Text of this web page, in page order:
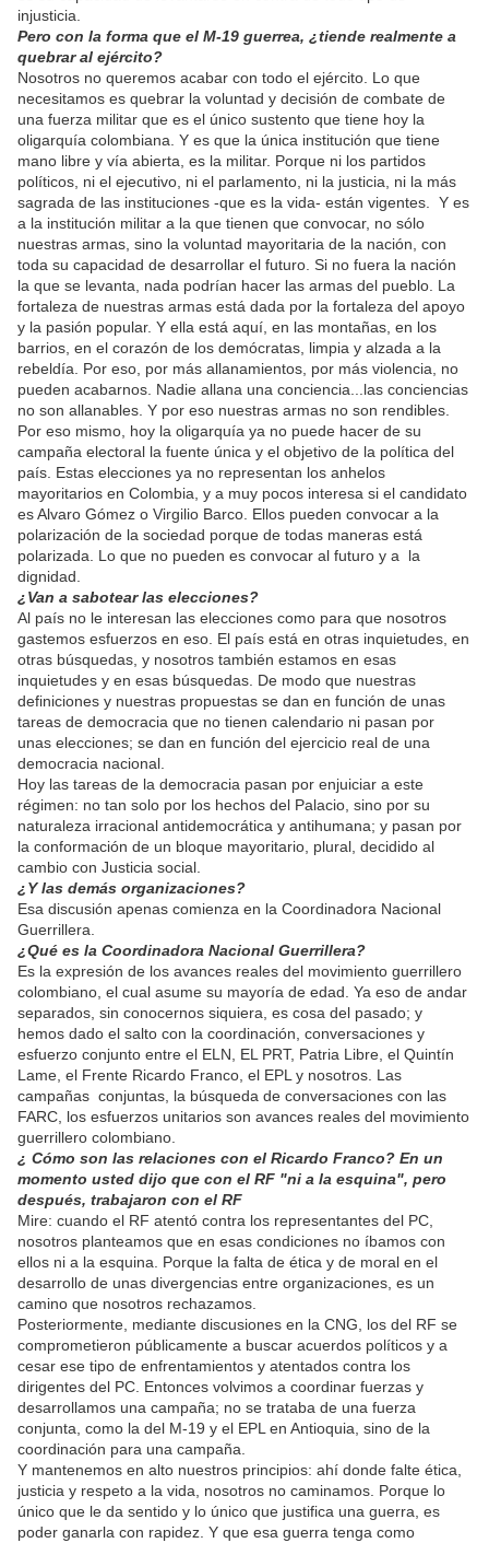
injusticia.
Pero con la forma que el M-19 guerrea, ¿tiende realmente a
quebrar al ejército?
Nosotros no queremos acabar con todo el ejército. Lo que
necesitamos es quebrar la voluntad y decisión de combate de
una fuerza militar que es el único sustento que tiene hoy la
oligarquía colombiana. Y es que la única institución que tiene
mano libre y vía abierta, es la militar. Porque ni los partidos
políticos, ni el ejecutivo, ni el parlamento, ni la justicia, ni la más
sagrada de las instituciones -que es la vida- están vigentes. Y es
a la institución militar a la que tienen que convocar, no sólo
nuestras armas, sino la voluntad mayoritaria de la nación, con
toda su capacidad de desarrollar el futuro. Si no fuera la nación
la que se levanta, nada podrían hacer las armas del pueblo. La
fortaleza de nuestras armas está dada por la fortaleza del apoyo
y la pasión popular. Y ella está aquí, en las montañas, en los
barrios, en el corazón de los demócratas, limpia y alzada a la
rebeldía. Por eso, por más allanamientos, por más violencia, no
pueden acabarnos. Nadie allana una conciencia...las conciencias
no son allanables. Y por eso nuestras armas no son rendibles.
Por eso mismo, hoy la oligarquía ya no puede hacer de su
campaña electoral la fuente única y el objetivo de la política del
país. Estas elecciones ya no representan los anhelos
mayoritarios en Colombia, y a muy pocos interesa si el candidato
es Alvaro Gómez o Virgilio Barco. Ellos pueden convocar a la
polarización de la sociedad porque de todas maneras está
polarizada. Lo que no pueden es convocar al futuro y a la
dignidad.
¿Van a sabotear las elecciones?
Al país no le interesan las elecciones como para que nosotros
gastemos esfuerzos en eso. El país está en otras inquietudes, en
otras búsquedas, y nosotros también estamos en esas
inquietudes y en esas búsquedas. De modo que nuestras
definiciones y nuestras propuestas se dan en función de unas
tareas de democracia que no tienen calendario ni pasan por
unas elecciones; se dan en función del ejercicio real de una
democracia nacional.
Hoy las tareas de la democracia pasan por enjuiciar a este
régimen: no tan solo por los hechos del Palacio, sino por su
naturaleza irracional antidemocrática y antihumana; y pasan por
la conformación de un bloque mayoritario, plural, decidido al
cambio con Justicia social.
¿Y las demás organizaciones?
Esa discusión apenas comienza en la Coordinadora Nacional
Guerrillera.
¿Qué es la Coordinadora Nacional Guerrillera?
Es la expresión de los avances reales del movimiento guerrillero
colombiano, el cual asume su mayoría de edad. Ya eso de andar
separados, sin conocernos siquiera, es cosa del pasado; y
hemos dado el salto con la coordinación, conversaciones y
esfuerzo conjunto entre el ELN, EL PRT, Patria Libre, el Quintín
Lame, el Frente Ricardo Franco, el EPL y nosotros. Las
campañas conjuntas, la búsqueda de conversaciones con las
FARC, los esfuerzos unitarios son avances reales del movimiento
guerrillero colombiano.
¿ Cómo son las relaciones con el Ricardo Franco? En un
momento usted dijo que con el RF "ni a la esquina", pero
después, trabajaron con el RF
Mire: cuando el RF atentó contra los representantes del PC,
nosotros planteamos que en esas condiciones no íbamos con
ellos ni a la esquina. Porque la falta de ética y de moral en el
desarrollo de unas divergencias entre organizaciones, es un
camino que nosotros rechazamos.
Posteriormente, mediante discusiones en la CNG, los del RF se
comprometieron públicamente a buscar acuerdos políticos y a
cesar ese tipo de enfrentamientos y atentados contra los
dirigentes del PC. Entonces volvimos a coordinar fuerzas y
desarrollamos una campaña; no se trataba de una fuerza
conjunta, como la del M-19 y el EPL en Antioquia, sino de la
coordinación para una campaña.
Y mantenemos en alto nuestros principios: ahí donde falte ética,
justicia y respeto a la vida, nosotros no caminamos. Porque lo
único que le da sentido y lo único que justifica una guerra, es
poder ganarla con rapidez. Y que esa guerra tenga como